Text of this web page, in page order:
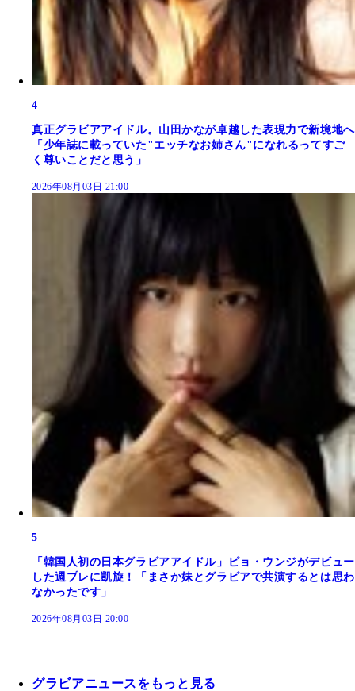
4
真正グラビアアイドル。山田かなが卓越した表現力で新境地へ
「少年誌に載っていた"エッチなお姉さん"になれるってすご
く尊いことだと思う」
2026年08月03日 21:00
5
「韓国人初の日本グラビアアイドル」ピョ・ウンジがデビュー
した週プレに凱旋！「まさか妹とグラビアで共演するとは思わ
なかったです」
2026年08月03日 20:00
グラビアニュースをもっと見る